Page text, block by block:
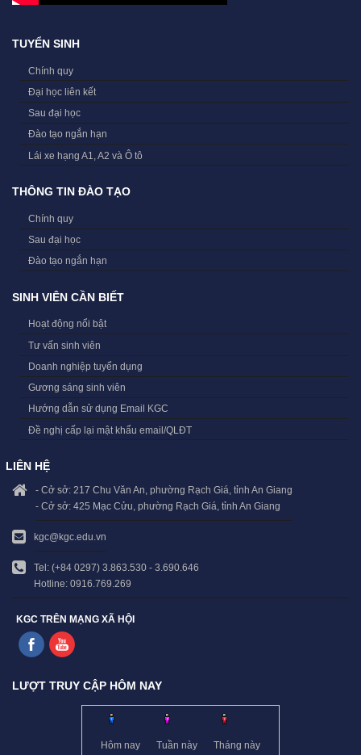
TUYỂN SINH
Chính quy
Đại học liên kết
Sau đại học
Đào tạo ngắn hạn
Lái xe hạng A1, A2 và Ô tô
THÔNG TIN ĐÀO TẠO
Chính quy
Sau đại học
Đào tạo ngắn hạn
SINH VIÊN CẦN BIẾT
Hoạt động nổi bật
Tư vấn sinh viên
Doanh nghiệp tuyển dụng
Gương sáng sinh viên
Hướng dẫn sử dụng Email KGC
Đề nghị cấp lại mật khẩu email/QLĐT
LIÊN HỆ
- Cở sở: 217 Chu Văn An, phường Rạch Giá, tỉnh An Giang
- Cở sở: 425 Mạc Cửu, phường Rạch Giá, tỉnh An Giang
kgc@kgc.edu.vn
Tel: (+84 0297) 3.863.530 - 3.690.646
Hotline: 0916.769.269
KGC TRÊN MẠNG XÃ HỘI
LƯỢT TRUY CẬP HÔM NAY
Hôm nay Tuần này Tháng này